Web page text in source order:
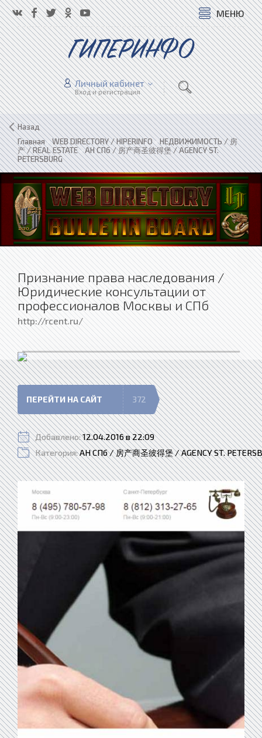
МЕНЮ
ГИПЕРИНФО
Личный кабинет
Вход и регистрация
Назад
Главная»WEB DIRECTORY / HIPERINFO»НЕДВИЖИМОСТЬ / 房
产 / REAL ESTATE»АН СПб / 房产商圣彼得堡 / AGENCY ST.
PETERSBURG
Признание права наследования /
Юридические консультации от
профессионалов Москвы и СПб
http://rcent.ru/
ПЕРЕЙТИ НА САЙТ 372
Добавлено:12.04.2016 в 22:09
Категория:АН СПб / 房产商圣彼得堡 / AGENCY ST.